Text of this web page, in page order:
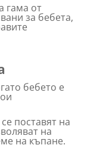
гама от
за бебета,
бебето е
поставят на
на
на къпане.